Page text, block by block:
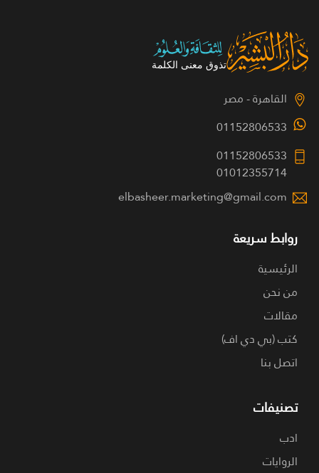
القاهرة - مصر
01152806533
01152806533
01012355714
elbasheer.marketing@gmail.com
روابط سريعة
الرئيسية
من نحن
مقالات
كتب (بي دي اف)
اتصل بنا
تصنيفات
ادب
الروايات